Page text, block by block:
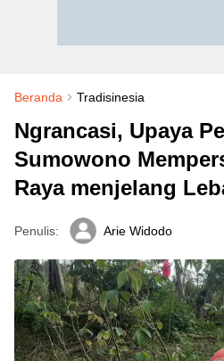
Beranda Tradisinesia
Ngrancasi, Upaya
Sumowono
Raya menjelang
Penulis: Arie Widodo